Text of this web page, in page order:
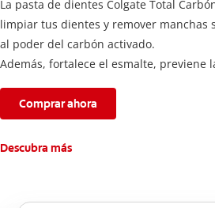
La pasta de dientes Colgate Total
limpiar tus dientes y remover manchas
al poder del carbón activado.
Además, fortalece el esmalte, previene
Comprar ahora
Descubra más